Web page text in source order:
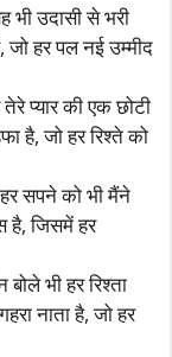
भी उदासी से भरी
जो हर पल नई उम्मीद
प्यार की एक छोटी
है, जो हर रिश्ते को
सपने को भी मैंने
है, जिसमें हर
भी हर रिश्ता
नाता है, जो हर